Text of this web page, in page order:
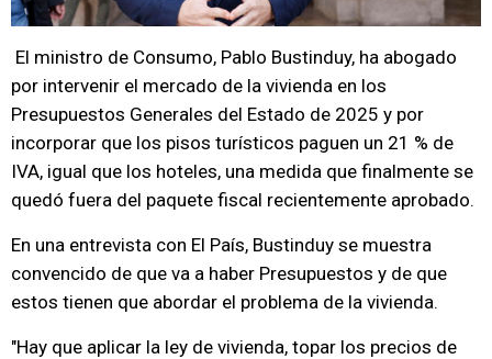
El ministro de Consumo, Pablo Bustinduy, ha abogado
por intervenir el mercado de la vivienda en los
Presupuestos Generales del Estado de 2025 y por
incorporar que los pisos turísticos paguen un 21 % de
IVA, igual que los hoteles, una medida que finalmente se
quedó fuera del paquete fiscal recientemente aprobado.
En una entrevista con El País, Bustinduy se muestra
convencido de que va a haber Presupuestos y de que
estos tienen que abordar el problema de la vivienda.
"Hay que aplicar la ley de vivienda, topar los precios de